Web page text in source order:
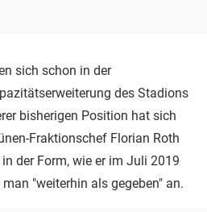
sich schon in der
des Stadions
bisherigen Position hat sich
Fraktionschef Florian Roth
der Form, wie er im Juli 2019
"weiterhin als gegeben" an.